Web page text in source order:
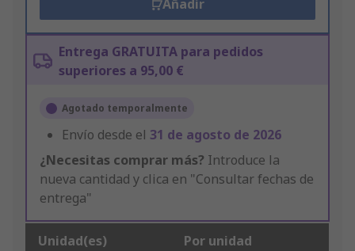
Añadir
Entrega GRATUITA para pedidos
superiores a 95,00 €
Agotado temporalmente
Envío desde el 31 de agosto de 2026
¿Necesitas comprar más? Introduce la
nueva cantidad y clica en "Consultar fechas de
entrega"
Unidad(es) Por unidad